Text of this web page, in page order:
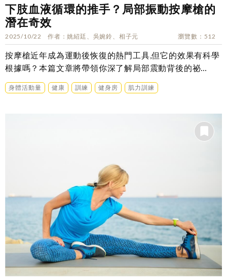
下肢血液循環的推手？局部振動按摩槍的
潛在奇效
2025/10/22 作者 姚紹廷、吳婉鈴、相子元 瀏覽數 512
按摩槍近年成為運動後恢復的熱門工具,但它的效果有科學
根據嗎？本篇文章將帶領你深了解局部震動背後的祕
密…….
身體活動量 健康 訓練 健身房 肌力訓練